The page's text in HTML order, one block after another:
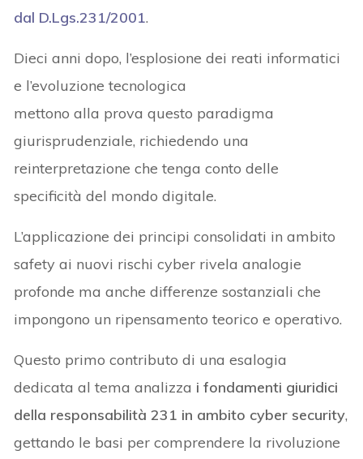
dal D.Lgs.231/2001.
Dieci anni dopo, l’esplosione dei reati informatici
e l’evoluzione tecnologica
mettono alla prova questo paradigma
giurisprudenziale, richiedendo una
reinterpretazione che tenga conto delle
specificità del mondo digitale.
L’applicazione dei principi consolidati in ambito
safety ai nuovi rischi cyber rivela analogie
profonde ma anche differenze sostanziali che
impongono un ripensamento teorico e operativo.
Questo primo contributo di una esalogia
dedicata al tema analizza i fondamenti giuridici
della responsabilità 231 in ambito cyber security,
gettando le basi per comprendere la rivoluzione